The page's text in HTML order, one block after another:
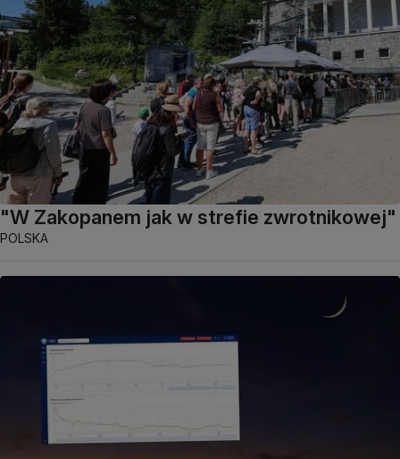
"W Zakopanem jak w strefie zwrotnikowej"
POLSKA